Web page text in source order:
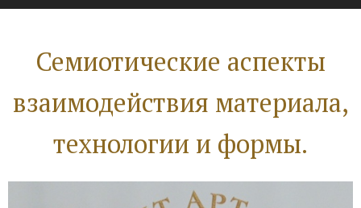
Семиотические аспекты
взаимодействия материала,
технологии и формы.